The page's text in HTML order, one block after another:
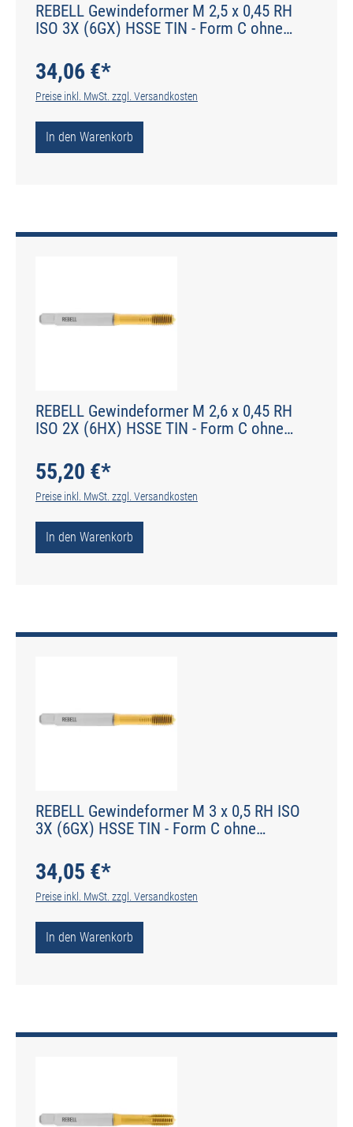
REBELL Gewindeformer M 2,5 x 0,45 RH
ISO 3X (6GX) HSSE TIN - Form C ohne
34,06 €*
Preise inkl. MwSt. zzgl. Versandkosten
In den Warenkorb
REBELL Gewindeformer M 2,6 x 0,45 RH
ISO 2X (6HX) HSSE TIN - Form C ohne
55,20 €*
Preise inkl. MwSt. zzgl. Versandkosten
In den Warenkorb
REBELL Gewindeformer M 3 x 0,5 RH ISO
3X (6GX) HSSE TIN - Form C ohne
34,05 €*
Preise inkl. MwSt. zzgl. Versandkosten
In den Warenkorb